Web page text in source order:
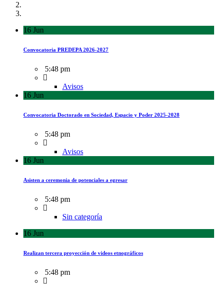
16 Jun
Convocatoria PREDEPA 2026-2027
5:48 pm
Avisos
16 Jun
Convocatoria Doctorado en Sociedad, Espacio y Poder 2025-2028
5:48 pm
Avisos
16 Jun
Asisten a ceremonia de potenciales a egresar
5:48 pm
Sin categoría
16 Jun
Realizan tercera proyección de videos etnográficos
5:48 pm